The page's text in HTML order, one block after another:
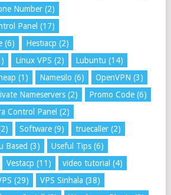
Number(2)
Panel (17)
(6) Hestiacp (2)
Linux VPS (2) Lubuntu (14)
(1) Namesilo (6) OpenVPN (3)
Nameservers(2) Promo Code(6)
Control Panel (2)
Software(9) truecaller(2)
Based (3) Useful Tips(6)
Vestacp (11) video tutorial (4)
(29) VPS Sinhala (38)